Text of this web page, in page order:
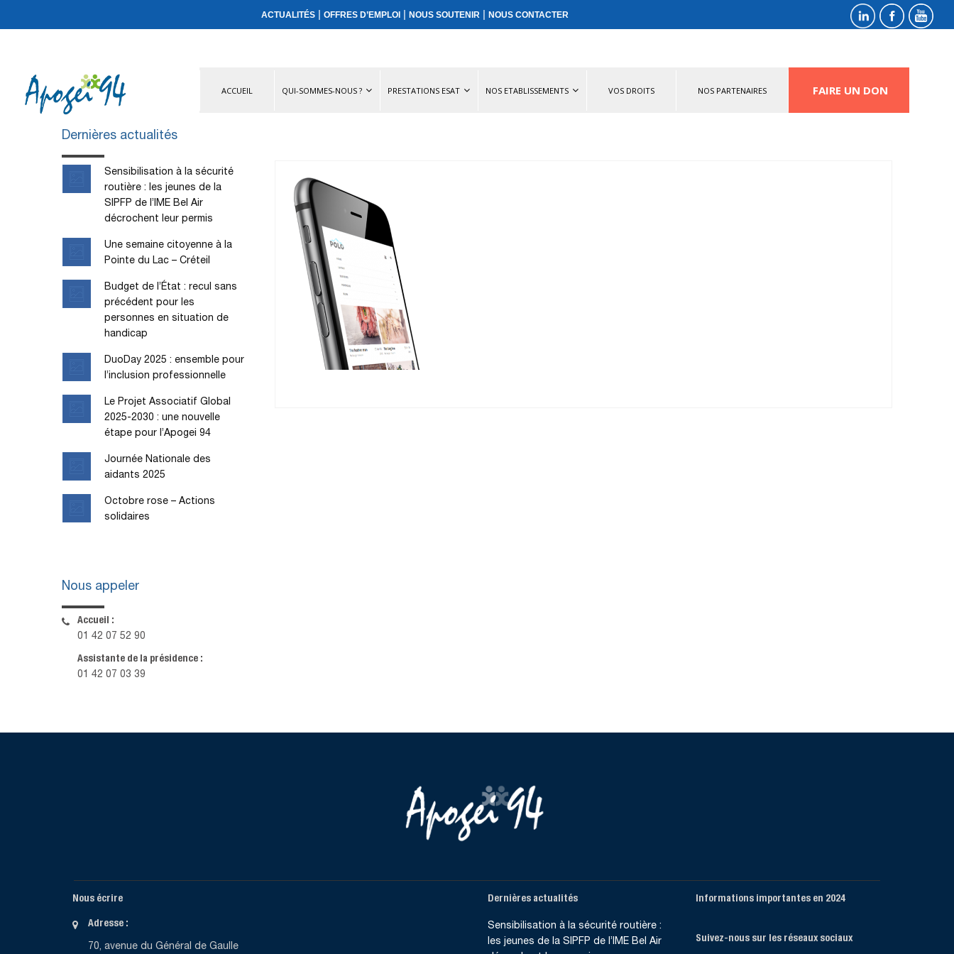
ACTUALITÉS |OFFRES D’EMPLOI |NOUS SOUTENIR |NOUS CONTACTER
ACCUEIL QUI-SOMMES-NOUS ? PRESTATIONS ESAT NOS ETABLISSEMENTS VOS DROITS NOS PARTENAIRES FAIRE UN DON
Dernières actualités
Sensibilisation à la sécurité
routière : les jeunes de la
SIPFP de l’IME Bel Air
décrochent leur permis
Une semaine citoyenne à la
Pointe du Lac – Créteil
Budget de l’État : recul sans
précédent pour les
personnes en situation de
handicap
DuoDay 2025 : ensemble pour
l’inclusion professionnelle
Le Projet Associatif Global
2025-2030 : une nouvelle
étape pour l’Apogei 94
Journée Nationale des
aidants 2025
Octobre rose – Actions
solidaires
Nous appeler
Accueil :
01 42 07 52 90
Assistante de la présidence :
01 42 07 03 39
Nous écrire
Adresse :
70, avenue du Général de Gaulle
Dernières actualités
Sensibilisation à la sécurité routière :
les jeunes de la SIPFP de l’IME Bel Air
Informations importantes en 2024
Suivez-nous sur les réseaux sociaux